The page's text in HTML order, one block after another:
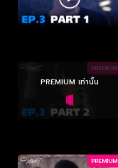
PREMIUM
PREMIUM เท่านั้น
PREMIUM